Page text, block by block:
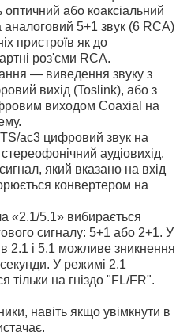
або коаксіальний
5+1 звук (6 RCA)
пристроїв як до
роз'єми RCA.
— виведення звуку з
вихід (Toslink), або з
виходом Coaxial на
ac3 цифровий звук на
аудіовихід.
який вказано на вхід
конвертером на
«2.1/5.1» вибирається
сигналу: 5+1 або 2+1. У
2.1 і 5.1 можливе зникнення
У режимі 2.1
тільки на гніздо "FL/FR".
навіть якщо увімкнути в